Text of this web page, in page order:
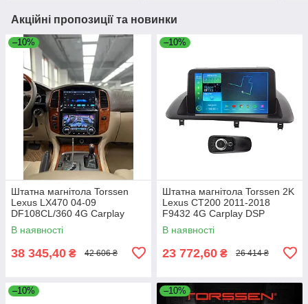
Акційні пропозиції та новинки
–10%
Штатна магнітола Torssen
Lexus LX470 04-09
DF108CL/360 4G Carplay
В наявності
38 345,40 ₴ 42 606 ₴
–10%
Штатна магнітола Torssen 2K
Lexus CT200 2011-2018
F9432 4G Carplay DSP
В наявності
23 772,60 ₴ 26 414 ₴
–10% –10%